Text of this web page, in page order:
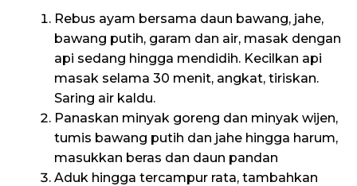
Rebus ayam bersama daun bawang, jahe,
bawang putih, garam dan air, masak dengan
api sedang hingga mendidih. Kecilkan api
masak selama 30 menit, angkat, tiriskan.
Saring air kaldu.
Panaskan minyak goreng dan minyak wijen,
tumis bawang putih dan jahe hingga harum,
masukkan beras dan daun pandan
Aduk hingga tercampur rata, tambahkan